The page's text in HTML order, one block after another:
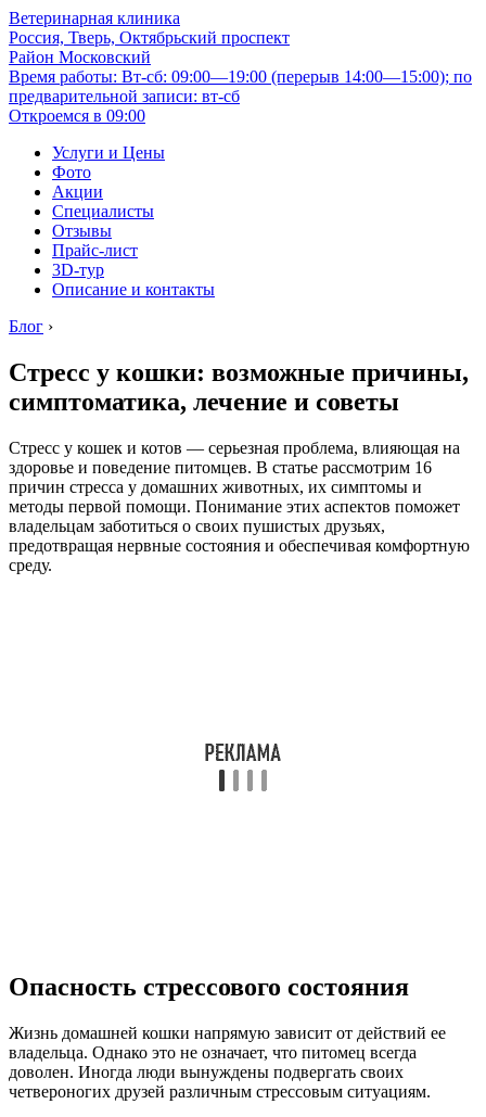
Ветеринарная клиника
Россия, Тверь, Октябрьский проспект
Район Московский
Время работы: Вт-сб: 09:00—19:00 (перерыв 14:00—15:00); по
предварительной записи: вт-сб
Откроемся в 09:00
Услуги и Цены
Фото
Акции
Специалисты
Отзывы
Прайс-лист
3D-тур
Описание и контакты
Блог ›
Стресс у кошки: возможные причины,
симптоматика, лечение и советы
Стресс у кошек и котов — серьезная проблема, влияющая на
здоровье и поведение питомцев. В статье рассмотрим 16
причин стресса у домашних животных, их симптомы и
методы первой помощи. Понимание этих аспектов поможет
владельцам заботиться о своих пушистых друзьях,
предотвращая нервные состояния и обеспечивая комфортную
среду.
Опасность стрессового состояния
Жизнь домашней кошки напрямую зависит от действий ее
владельца. Однако это не означает, что питомец всегда
доволен. Иногда люди вынуждены подвергать своих
четвероногих друзей различным стрессовым ситуациям.